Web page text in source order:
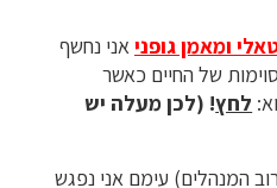
ומאמן גופניאני נחשף
של החיים כאשר
לחץ! (לכן מעלה יש
המנהלים) עימם אני נפגש